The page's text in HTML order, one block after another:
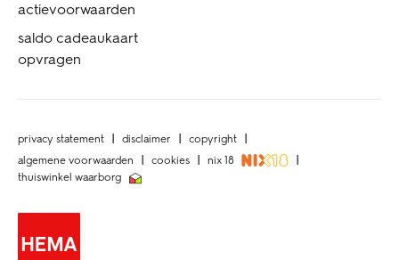
actievoorwaarden
saldo cadeaukaart
opvragen
privacy statement disclaimer
copyright
algemene voorwaarden
cookies
nix 18
thuiswinkel waarborg